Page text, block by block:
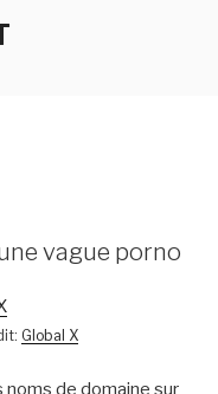
vague porno
Global X
noms de domaine sur